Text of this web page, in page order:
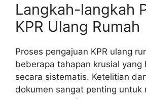
Langkah-langkah
KPR Ulang Rumah
Proses pengajuan KPR ulang
beberapa tahapan krusial yang
secara sistematis. Ketelitian
dokumen sangat penting untuk